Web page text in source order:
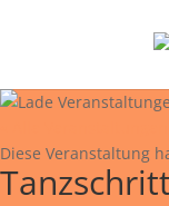
Diese Veranstaltung